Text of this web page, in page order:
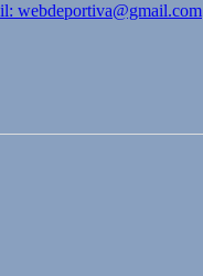
webdeportiva@gmail.com